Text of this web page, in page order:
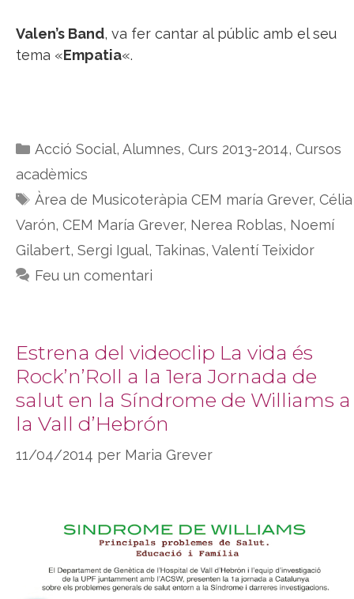
Valen’s Band, va fer cantar al públic amb el seu
tema «Empatia«.
Categories
Acció Social, Alumnes, Curs 2013-2014, Cursos
acadèmics
Etiquetes
Àrea de Musicoteràpia CEM maría Grever, Célia
Varón, CEM María Grever, Nerea Roblas, Noemí
Gilabert, Sergi Igual, Takinas, Valentí Teixidor
Feu un comentari
Estrena del videoclip La vida és
Rock’n’Roll a la 1era Jornada de
salut en la Síndrome de Williams a
la Vall d’Hebrón
11/04/2014 per Maria Grever